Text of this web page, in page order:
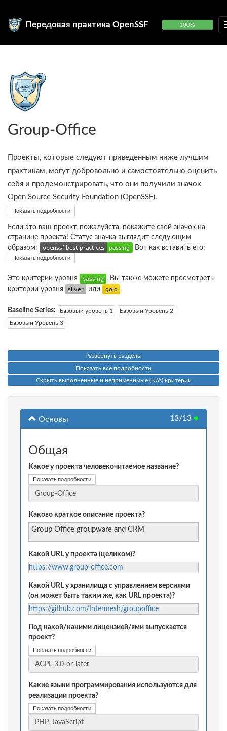
Передовая практика OpenSSF 100%
Group-Office
Проекты, которые следуют приведенным ниже лучшим
практикам, могут добровольно и самостоятельно оценить
себя и продемонстрировать, что они получили значок
Open Source Security Foundation (OpenSSF).
Показать подробности
Если это ваш проект, пожалуйста, покажите свой значок на
странице проекта! Статус значка выглядит следующим
образом:
Вот как вставить его:
Показать подробности
Это критерии уровня
. Вы также можете просмотреть
критерии уровня
или .
Baseline Series: Базовый уровень 1
Базовый Уровень 2
Базовый Уровень 3
Развернуть разделы
Показать все подробности
Скрыть выполненные и неприменимые (N/A) критерии
Основы 13/13 ●
Общая
Какое у проекта человекочитаемое название?
Показать подробности
Каково краткое описание проекта?
Group Office groupware and CRM
Какой URL у проекта (целиком)?
https://www.group-office.com
Какой URL у хранилища с управлением версиями
(он может быть таким же, как URL проекта)?
https://github.com/Intermesh/groupoffice
Под какой/какими лицензией/ями выпускается
проект?
Показать подробности
Какие языки программирования используются для
реализации проекта?
Показать подробности